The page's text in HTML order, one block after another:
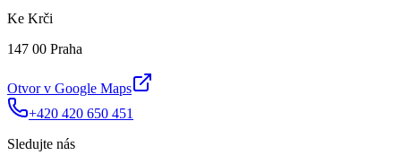
Ke Krči
147 00 Praha
Otvor v Google Maps
+420 420 650 451
Sledujte nás